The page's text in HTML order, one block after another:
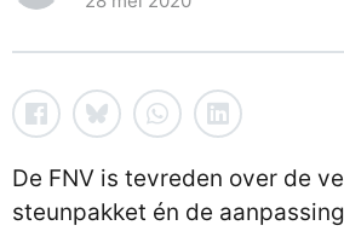
De FNV is tevreden over de
steunpakket én de